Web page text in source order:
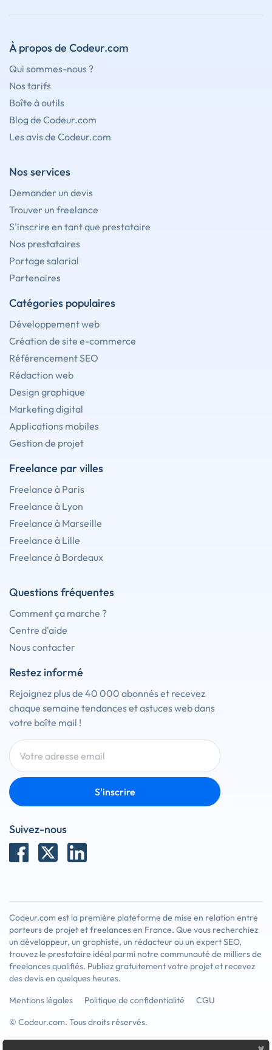
À propos de Codeur.com
Qui sommes-nous ?
Nos tarifs
Boîte à outils
Blog de Codeur.com
Les avis de Codeur.com
Nos services
Demander un devis
Trouver un freelance
S'inscrire en tant que prestataire
Nos prestataires
Portage salarial
Partenaires
Catégories populaires
Développement web
Création de site e-commerce
Référencement SEO
Rédaction web
Design graphique
Marketing digital
Applications mobiles
Gestion de projet
Freelance par villes
Freelance à Paris
Freelance à Lyon
Freelance à Marseille
Freelance à Lille
Freelance à Bordeaux
Questions fréquentes
Comment ça marche ?
Centre d'aide
Nous contacter
Restez informé
Rejoignez plus de 40 000 abonnés et recevez
chaque semaine tendances et astuces web dans
votre boîte mail !
S'inscrire
Suivez-nous
Codeur.com est la première plateforme de mise en relation entre
porteurs de projet et freelances en France. Que vous recherchiez
un développeur, un graphiste, un rédacteur ou un expert SEO,
trouvez le prestataire idéal parmi notre communauté de milliers de
freelances qualifiés. Publiez gratuitement votre projet et recevez
des devis en quelques heures.
Mentions légales
Politique de confidentialité
CGU
© Codeur.com. Tous droits réservés.